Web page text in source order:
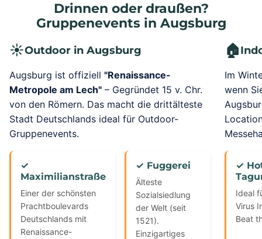
Drinnen oder draußen?
Gruppenevents in Augsburg
☀️Outdoor in Augsburg 🏠
Augsburg ist offiziell "Renaissance-
Metropole am Lech" – Gegründet 15 v. Chr.
von den Römern. Das macht die drittälteste
Stadt Deutschlands ideal für Outdoor-
Gruppenevents.
Im
wenn
✓
Maximilianstraße
Einer der schönsten
Prachtboulevards
Deutschlands mit
Renaissance-
✓ Fuggerei
Älteste
Sozialsiedlung
der Welt (seit
1521).
Einzigartiges
✓
Ideal
Virus
Beat